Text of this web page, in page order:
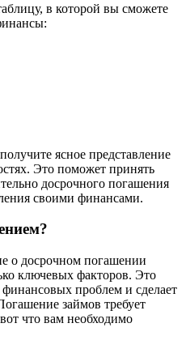
в которой вы сможете
ясное представление
Это поможет принять
досрочного погашения
своими финансами.
о досрочном погашении
ключевых факторов. Это
проблем и сделает
займов требует
что вам необходимо